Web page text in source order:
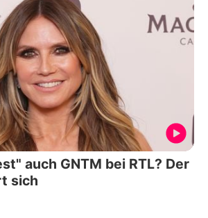
auch GNTM bei RTL? Der
sich